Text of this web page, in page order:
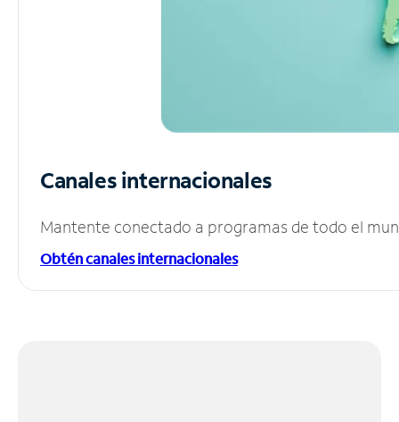
Canales internacionales
Mantente conectado a programas de todo el
Obtén canales internacionales